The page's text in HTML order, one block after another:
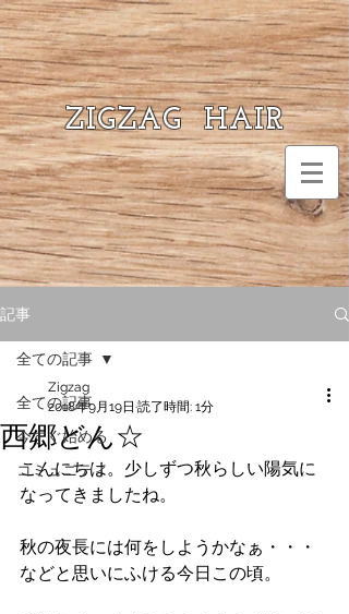
ZIGZAG HAIR
記事
全ての記事
今すぐ始める
コミュニティ
全ての記事
西郷どん☆
Zigzag
2018年9月19日 読了時間: 1分
こんにちは。少しずつ秋らしい陽気に
なってきましたね。
秋の夜長には何をしようかなぁ・・・
などと思いにふける今日この頃。